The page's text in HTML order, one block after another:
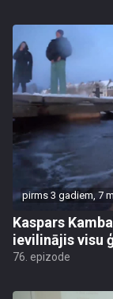
pirms 3 gadiem, 7
Kaspars
ievilinājis visu
76. epizode